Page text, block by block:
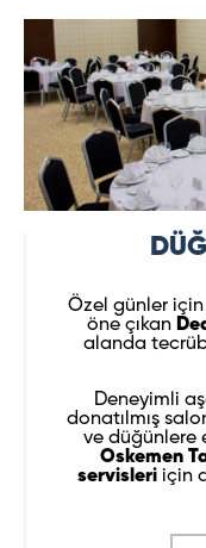
Özel günler
öne çıkan
alanda
Deneyimli
donatılmış
ve düğünlere
Oskemen
servisleri için